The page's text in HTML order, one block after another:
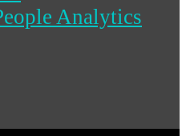
Analytics